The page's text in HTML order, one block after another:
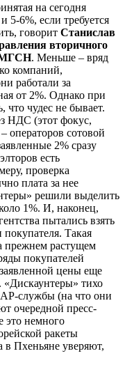
на сегодня
5-6%, если требуется
говорит Станислав
вторичного
МГСН. Меньше – вряд
компаний,
работали за
от 2%. Однако при
чудес не бывает.
НДС (этот фокус,
операторов сотовой
2% сразу
есть
проверка
плата за нее
решили выделить
1%. И, наконец,
пытались взять
Такая
прежнем растущем
покупателей
цены еще
«Дискаунтеры» тихо
службы (на что они
очередной пресс-
это немного
ракеты
в Пхеньяне уверяют,